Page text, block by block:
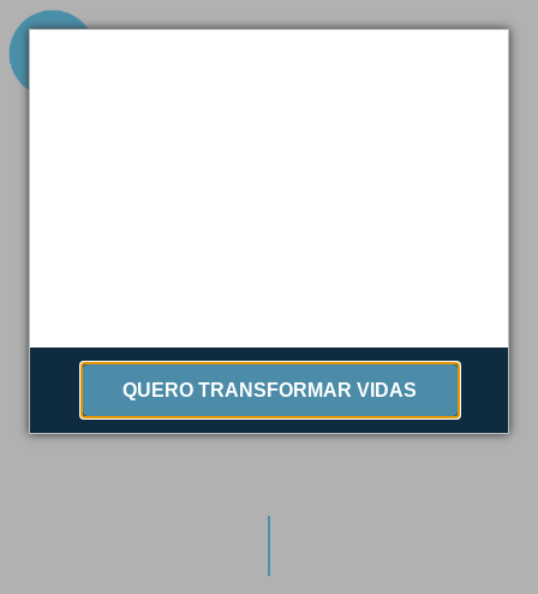
QUERO TRANSFORMAR VIDAS
ÁGUA E SALVA VIDAS!